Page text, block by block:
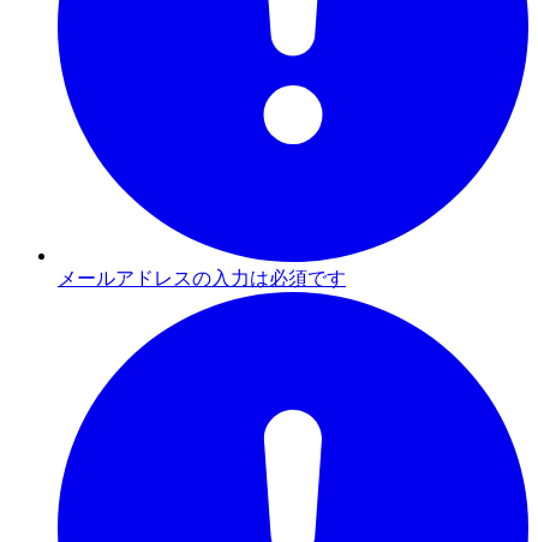
メールアドレスの入力は必須です